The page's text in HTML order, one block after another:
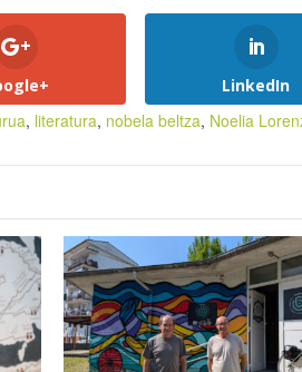
LinkedIn
, literatura, nobela beltza, Noelia